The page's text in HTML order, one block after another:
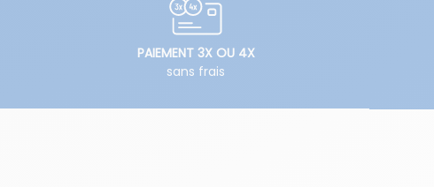
PAIEMENT 3X OU 4X
sans frais